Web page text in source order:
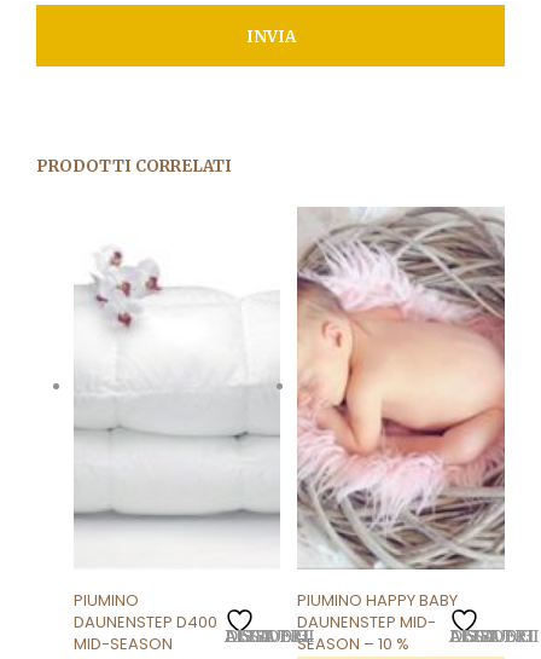
PRODOTTI CORRELATI
AGGIUNGI ALLA LISTA DEI DESIDERI
PIUMINO
DAUNENSTEP D400
MID-SEASON
AGGIUNGI ALLA LISTA DEI DESIDERI
PIUMINO HAPPY BABY
DAUNENSTEP MID-
SEASON – 10 %